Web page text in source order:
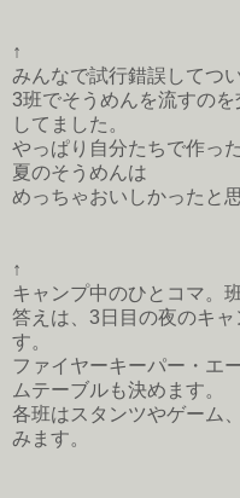
↑
みんなで試行錯誤してつ
3班でそうめんを流すの
してました。
やっぱり自分たちで作っ
夏のそうめんは
めっちゃおいしかったと
↑
キャンプ中のひとコマ。
答えは、3日目の夜のキ
す。
ファイヤーキーパー・エ
ムテーブルも決めます。
各班はスタンツやゲーム
みます。